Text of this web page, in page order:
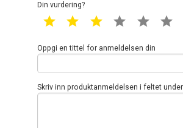
Din vurdering?
1 star 2 star 3 star 4 star 5 star
Oppgi en tittel for anmeldelsen din
Skriv inn produktanmeldelsen i feltet under